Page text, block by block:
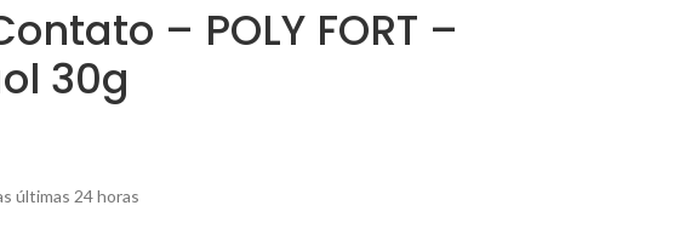
– POLY FORT –
30g
últimas 24 horas